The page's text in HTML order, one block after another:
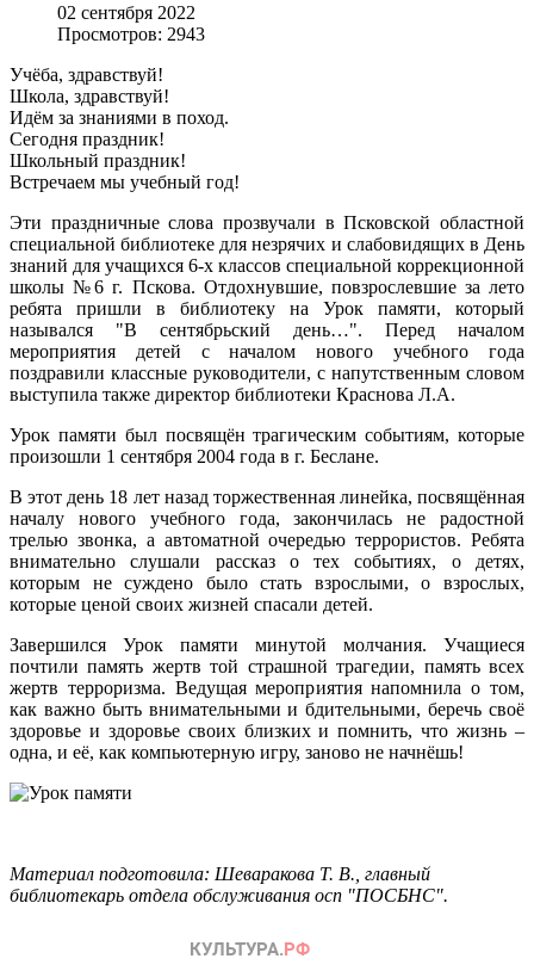
02 сентября 2022
Просмотров: 2943
Учёба, здравствуй!
Школа, здравствуй!
Идём за знаниями в поход.
Сегодня праздник!
Школьный праздник!
Встречаем мы учебный год!
Эти праздничные слова прозвучали в Псковской областной
специальной библиотеке для незрячих и слабовидящих в День
знаний для учащихся 6-х классов специальной коррекционной
школы №6 г. Пскова. Отдохнувшие, повзрослевшие за лето
ребята пришли в библиотеку на Урок памяти, который
назывался "В сентябрьский день…". Перед началом
мероприятия детей с началом нового учебного года
поздравили классные руководители, с напутственным словом
выступила также директор библиотеки Краснова Л.А.
Урок памяти был посвящён трагическим событиям, которые
произошли 1 сентября 2004 года в г. Беслане.
В этот день 18 лет назад торжественная линейка, посвящённая
началу нового учебного года, закончилась не радостной
трелью звонка, а автоматной очередью террористов. Ребята
внимательно слушали рассказ о тех событиях, о детях,
которым не суждено было стать взрослыми, о взрослых,
которые ценой своих жизней спасали детей.
Завершился Урок памяти минутой молчания. Учащиеся
почтили память жертв той страшной трагедии, память всех
жертв терроризма. Ведущая мероприятия напомнила о том,
как важно быть внимательными и бдительными, беречь своё
здоровье и здоровье своих близких и помнить, что жизнь –
одна, и её, как компьютерную игру, заново не начнёшь!
Материал подготовила: Шеваракова Т. В., главный
библиотекарь отдела обслуживания осп "ПОСБНС".